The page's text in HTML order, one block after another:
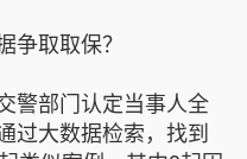
争取取保？
警部门认定当事人全
过大数据检索，找到